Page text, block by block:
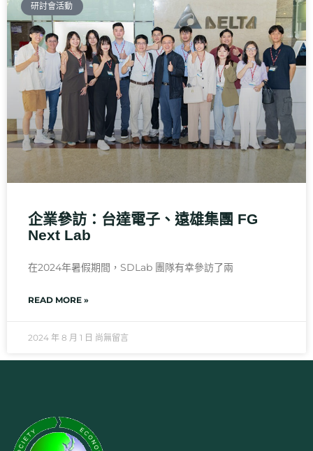
研討會活動
企業參訪：台達電子、遠雄集團 FG
Next Lab
在2024年暑假期間，SDLab 團隊有幸參訪了兩
READ MORE »
2024 年 8 月 1 日 尚無留言